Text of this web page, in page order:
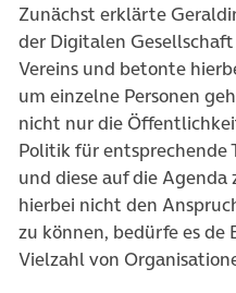
Zunächst erklärte
der Digitalen
Vereins und betonte
um einzelne Personen
nicht nur die
Politik für entsprechende
und diese auf die Agenda
hierbei nicht den
zu können, bedürfe es de
Vielzahl von